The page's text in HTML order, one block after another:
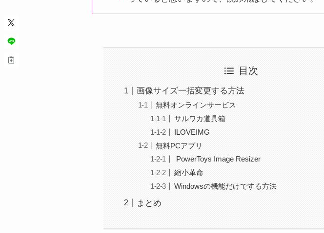
目次
画像サイズ一括変更する方法
無料オンラインサービス
サルワカ道具箱
ILOVEIMG
無料PCアプリ
PowerToys Image Resizer
縮小革命
Windowsの機能だけでする方法
まとめ